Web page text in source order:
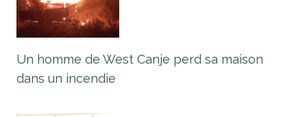
Un homme de West Canje perd sa maison
dans un incendie